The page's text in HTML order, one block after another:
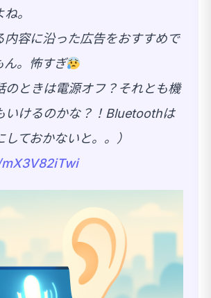
。
内容に沿った広告をおすすめで
ん。怖すぎ
のときは電源オフ？それとも機
いけるのかな？！Bluetoothは
しておかないと。。）